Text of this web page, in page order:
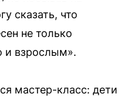
сказать, что
не только
и взрослым».
мастер-класс: дети